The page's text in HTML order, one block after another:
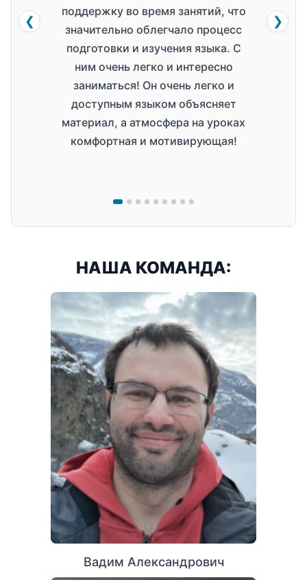
поддержку во время занятий, что
значительно облегчало процесс
подготовки и изучения языка. С
ним очень легко и интересно
заниматься! Он очень легко и
доступным языком объясняет
материал, а атмосфера на уроках
комфортная и мотивирующая!
❮ ❯
НАША КОМАНДА:
Вадим Александрович